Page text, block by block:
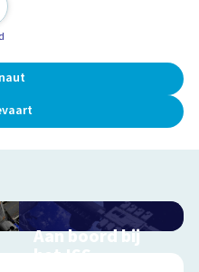
Aan boord bij
het ISS